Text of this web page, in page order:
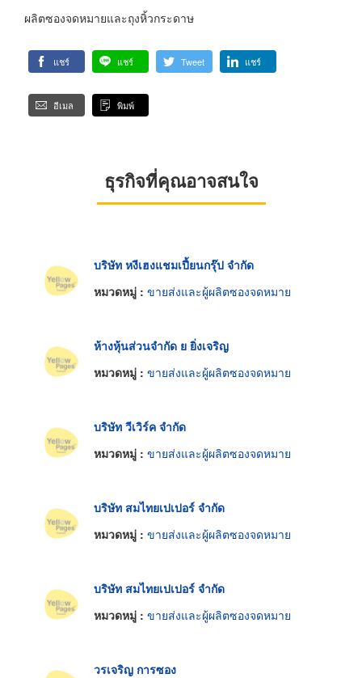
ผลิตซองจดหมายและถุงหิ้วกระดาษ
แชร์ แชร์ Tweet แชร์
อีเมล พิมพ์
ธุรกิจที่คุณอาจสนใจ
บริษัท หงีเฮงแชมเปี้ยนกรุ๊ป จำกัด
หมวดหมู่ : ขายส่งและผู้ผลิตซองจดหมาย
ห้างหุ้นส่วนจำกัด ย ยิ่งเจริญ
หมวดหมู่ : ขายส่งและผู้ผลิตซองจดหมาย
บริษัท วีเวิร์ค จำกัด
หมวดหมู่ : ขายส่งและผู้ผลิตซองจดหมาย
บริษัท สมไทยเปเปอร์ จำกัด
หมวดหมู่ : ขายส่งและผู้ผลิตซองจดหมาย
บริษัท สมไทยเปเปอร์ จำกัด
หมวดหมู่ : ขายส่งและผู้ผลิตซองจดหมาย
วรเจริญ การซอง